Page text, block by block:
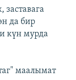
да бир
күн мурда
маалымат